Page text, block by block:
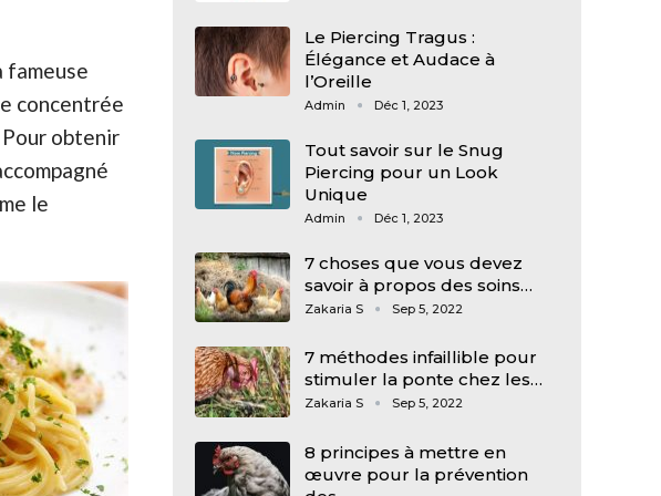
fameuse
concentrée
obtenir
le
Le Piercing Tragus :
Élégance et Audace à
l’Oreille
Admin Déc 1, 2023
Tout savoir sur le Snug
Piercing pour un Look
Unique
Admin Déc 1, 2023
7 choses que vous devez
savoir à propos des soins…
Zakaria S Sep 5, 2022
7 méthodes infaillible pour
stimuler la ponte chez les…
Zakaria S Sep 5, 2022
8 principes à mettre en
œuvre pour la prévention